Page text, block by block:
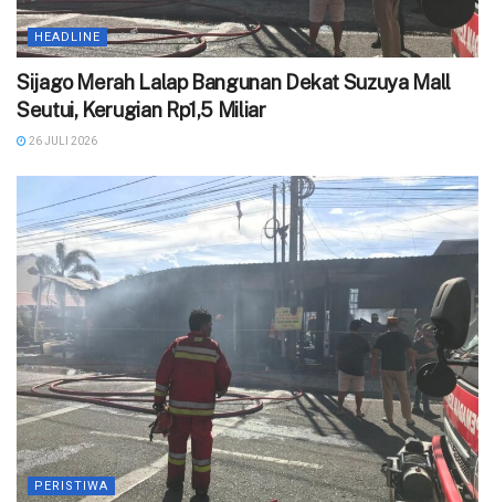
HEADLINE
Sijago Merah Lalap Bangunan Dekat Suzuya Mall
Seutui, Kerugian Rp1,5 Miliar
26 JULI 2026
PERISTIWA